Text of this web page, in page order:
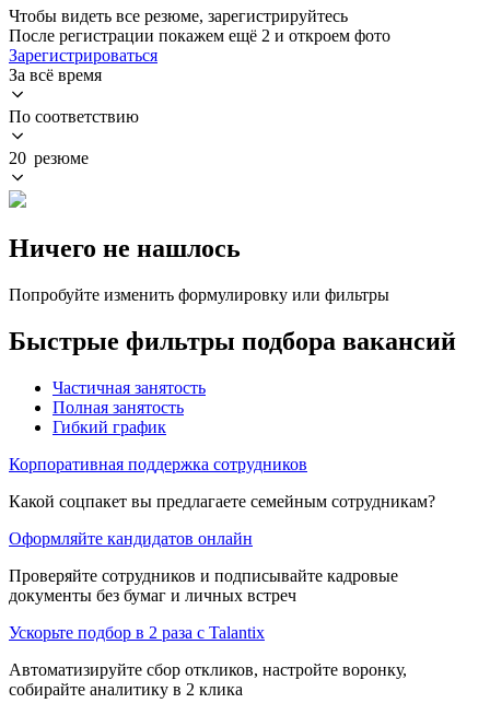
Чтобы видеть все резюме, зарегистрируйтесь
После регистрации покажем ещё 2 и откроем фото
Зарегистрироваться
За всё время
По соответствию
20 резюме
Ничего не нашлось
Попробуйте изменить формулировку или фильтры
Быстрые фильтры подбора вакансий
Частичная занятость
Полная занятость
Гибкий график
Корпоративная поддержка сотрудников
Какой соцпакет вы предлагаете семейным сотрудникам?
Оформляйте кандидатов онлайн
Проверяйте сотрудников и подписывайте кадровые
документы без бумаг и личных встреч
Ускорьте подбор в 2 раза с Talantix
Автоматизируйте сбор откликов, настройте воронку,
собирайте аналитику в 2 клика